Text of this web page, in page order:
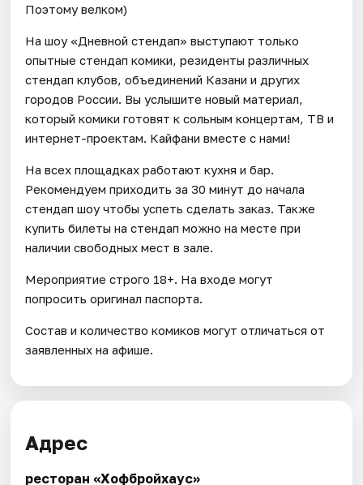
Поэтому велком)
На шоу «Дневной стендап» выступают только
опытные стендап комики, резиденты различных
стендап клубов, объединений Казани и других
городов России. Вы услышите новый материал,
который комики готовят к сольным концертам, ТВ и
интернет-проектам. Кайфани вместе с нами!
На всех площадках работают кухня и бар.
Рекомендуем приходить за 30 минут до начала
стендап шоу чтобы успеть сделать заказ. Также
купить билеты на стендап можно на месте при
наличии свободных мест в зале.
Мероприятие строго 18+. На входе могут
попросить оригинал паспорта.
Состав и количество комиков могут отличаться от
заявленных на афише.
Адрес
ресторан «Хофбройхаус»